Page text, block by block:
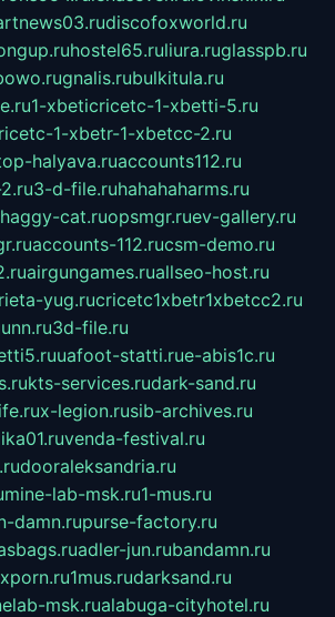
discofoxworld.ru
hostel65.ruliura.ruglasspb.ru
gnalis.rubulkitula.ru
1-xbeticricetc-1-xbetti-5.ru
1-xbetr-1-xbetcc-2.ru
halyava.ruaccounts112.ru
3-d-file.ruhahahaharms.ru
cat.ruopsmgr.ruev-gallery.ru
accounts-112.rucsm-demo.ru
airgungames.ruallseo-host.ru
yug.rucricetc1xbetr1xbetcc2.ru
3d-file.ru
uafoot-statti.rue-abis1c.ru
kts-services.rudark-sand.ru
x-legion.rusib-archives.ru
venda-festival.ru
dooraleksandria.ru
mine-lab-msk.ru1-mus.ru
damn.rupurse-factory.ru
adler-jun.rubandamn.ru
1mus.rudarksand.ru
msk.rualabuga-cityhotel.ru